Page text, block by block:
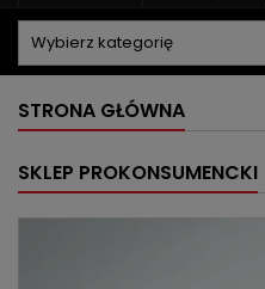
STRONA GŁÓWNA
SKLEP PROKONSUMENCKI